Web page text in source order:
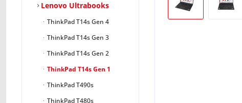
Lenovo Ultrabooks
ThinkPad T14s Gen 4
ThinkPad T14s Gen 3
ThinkPad T14s Gen 2
ThinkPad T14s Gen 1
ThinkPad T490s
ThinkPad T480s